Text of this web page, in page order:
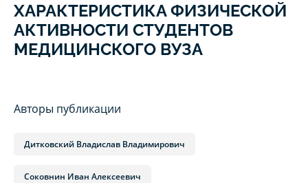
ХАРАКТЕРИСТИКА ФИЗИЧЕСКОЙ
АКТИВНОСТИ СТУДЕНТОВ
МЕДИЦИНСКОГО ВУЗА
Авторы публикации
Дитковский Владислав Владимирович
Соковнин Иван Алексеевич